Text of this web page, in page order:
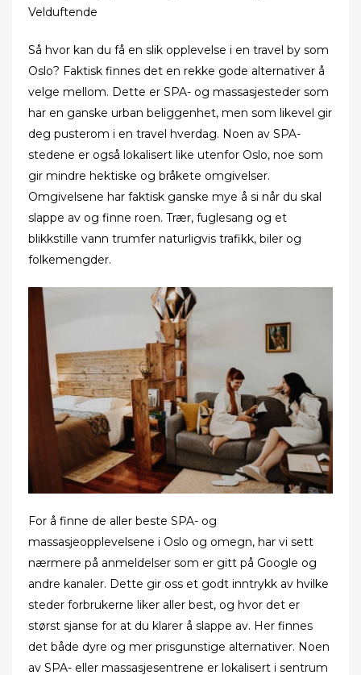
Velduftende
Så hvor kan du få en slik opplevelse i en travel by som
Oslo? Faktisk finnes det en rekke gode alternativer å
velge mellom. Dette er SPA- og massasjesteder som
har en ganske urban beliggenhet, men som likevel gir
deg pusterom i en travel hverdag. Noen av SPA-
stedene er også lokalisert like utenfor Oslo, noe som
gir mindre hektiske og bråkete omgivelser.
Omgivelsene har faktisk ganske mye å si når du skal
slappe av og finne roen. Trær, fuglesang og et
blikkstille vann trumfer naturligvis trafikk, biler og
folkemengder.
For å finne de aller beste SPA- og
massasjeopplevelsene i Oslo og omegn, har vi sett
nærmere på anmeldelser som er gitt på Google og
andre kanaler. Dette gir oss et godt inntrykk av hvilke
steder forbrukerne liker aller best, og hvor det er
størst sjanse for at du klarer å slappe av. Her finnes
det både dyre og mer prisgunstige alternativer. Noen
av SPA- eller massasjesentrene er lokalisert i sentrum